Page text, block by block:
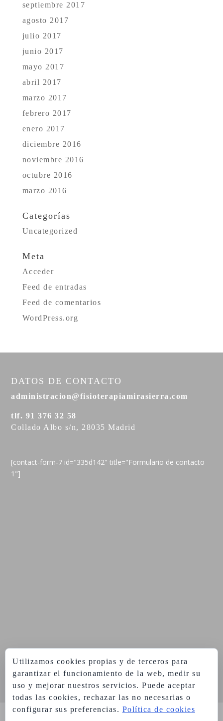
septiembre 2017
agosto 2017
julio 2017
junio 2017
mayo 2017
abril 2017
marzo 2017
febrero 2017
enero 2017
diciembre 2016
noviembre 2016
octubre 2016
marzo 2016
Categorías
Uncategorized
Meta
Acceder
Feed de entradas
Feed de comentarios
WordPress.org
DATOS DE CONTACTO
administracion@fisioterapiamirasierra.com
tlf. 91 376 32 58
Collado Albo s/n, 28035 Madrid
[contact-form-7 id="335d142" title="Formulario de contacto
1"]
Aviso legal Política de privacidad
Utilizamos cookies propias y de terceros para
garantizar el funcionamiento de la web, medir su
uso y mejorar nuestros servicios. Puede aceptar
todas las cookies, rechazar las no necesarias o
configurar sus preferencias. Política de cookies